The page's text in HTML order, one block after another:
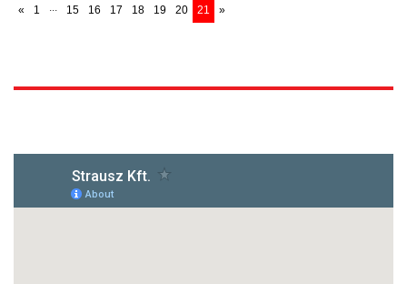
« 1 ... 15 16 17 18 19 20 21 »